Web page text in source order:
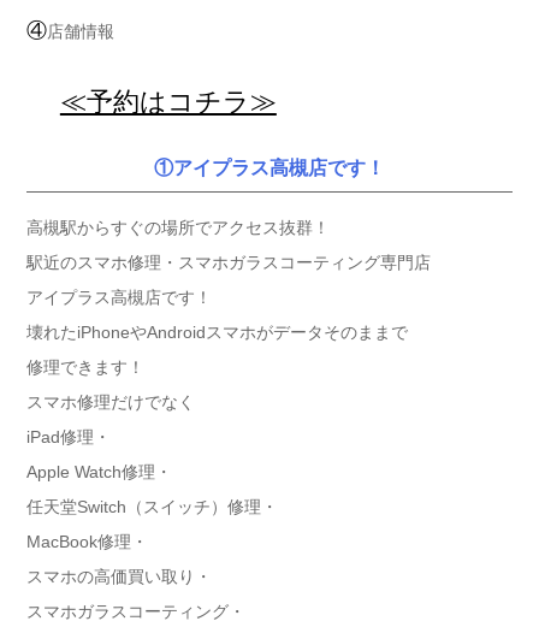
④店舗情報
≪予約はコチラ≫
①アイプラス高槻店です！
高槻駅からすぐの場所でアクセス抜群！
駅近のスマホ修理・スマホガラスコーティング専門店
アイプラス高槻店です！
壊れたiPhoneやAndroidスマホがデータそのままで
修理できます！
スマホ修理だけでなく
iPad修理・
Apple Watch修理・
任天堂Switch（スイッチ）修理・
MacBook修理・
スマホの高価買い取り・
スマホガラスコーティング・